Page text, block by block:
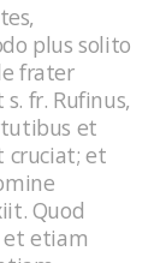
plus solito
frater
fr. Rufinus,
et
cruciat; et
Quod
et etiam